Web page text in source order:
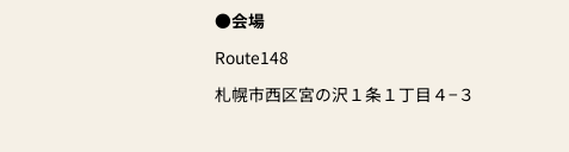
●会場
Route148
札幌市西区宮の沢１条１丁目４−３